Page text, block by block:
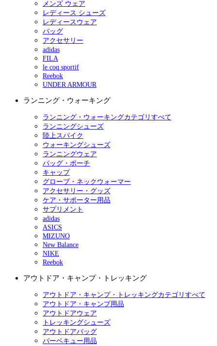
メンズ ウェア
レディース シューズ
レディースウェア
バッグ
アクセサリー
adidas
FILA
le coq sportif
Reebok
UNDER ARMOUR
ランニング・ウォーキング
ランニング・ウォーキングカテゴリすべて
ランニングシューズ
陸上スパイク
ウォーキングシューズ
ランニングウェア
バッグ・ポーチ
キャップ
グローブ・ネックウォーマー
アクセサリー・グッズ
ケア・サポーター用品
サプリメント
adidas
ASICS
MIZUNO
New Balance
NIKE
Reebok
アウトドア・キャンプ・トレッキング
アウトドア・キャンプ・トレッキングカテゴリすべて
アウトドア・キャンプ用品
アウトドアウェア
トレッキングシューズ
アウトドアバッグ
バーベキュー用品